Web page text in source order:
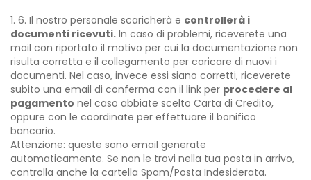
6. Il nostro personale scaricherà e controllerà i
documenti ricevuti. In caso di problemi, riceverete una
mail con riportato il motivo per cui la documentazione non
risulta corretta e il collegamento per caricare di nuovi i
documenti. Nel caso, invece essi siano corretti, riceverete
subito una email di conferma con il link per procedere al
pagamento nel caso abbiate scelto Carta di Credito,
oppure con le coordinate per effettuare il bonifico
bancario.
Attenzione: queste sono email generate
automaticamente. Se non le trovi nella tua posta in arrivo,
controlla anche la cartella Spam/Posta Indesiderata.